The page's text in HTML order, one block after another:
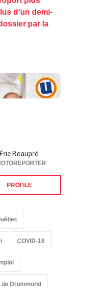
d’un demi-
par la
Éric Beaupré
PROFILE
COVID-19
de Drummond